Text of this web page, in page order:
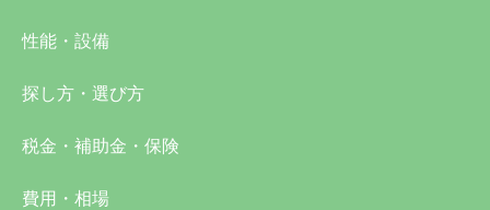
性能・設備
探し方・選び方
税金・補助金・保険
費用・相場